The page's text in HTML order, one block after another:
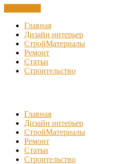
Главная
Дизайн интерьер
СтройМатериалы
Ремонт
Статьи
Строительство
Главная
Дизайн интерьер
СтройМатериалы
Ремонт
Статьи
Строительство